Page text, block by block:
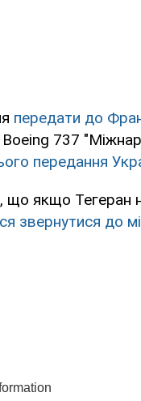
передати до
737
передання
якщо Тегеран
звернутися до